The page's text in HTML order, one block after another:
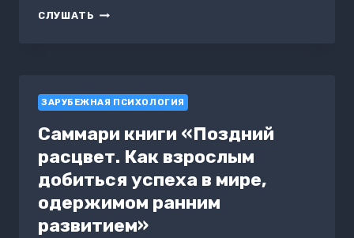
СЛУШАТЬ ДИНОСИТИ.
ЗАРУБЕЖНАЯ ПСИХОЛОГИЯ
Саммари книги «Поздний
расцвет. Как взрослым
добиться успеха в мире,
одержимом ранним
развитием»